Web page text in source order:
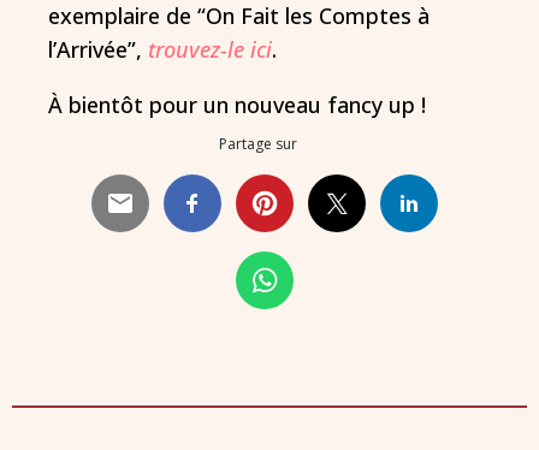
exemplaire de “On Fait les Comptes à
l’Arrivée”, trouvez-le ici.
À bientôt pour un nouveau fancy up !
Partage sur